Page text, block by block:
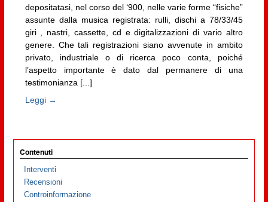
depositatasi, nel corso del ‘900, nelle varie forme “fisiche”
assunte dalla musica registrata: rulli, dischi a 78/33/45
giri , nastri, cassette, cd e digitalizzazioni di vario altro
genere. Che tali registrazioni siano avvenute in ambito
privato, industriale o di ricerca poco conta, poiché
l’aspetto importante è dato dal permanere di una
testimonianza [...]
Leggi →
Contenuti
Interventi
Recensioni
Controinformazione